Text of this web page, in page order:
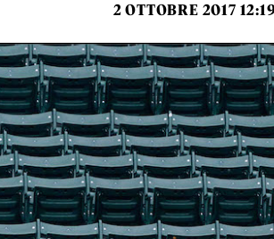
2 OTTOBRE 2017